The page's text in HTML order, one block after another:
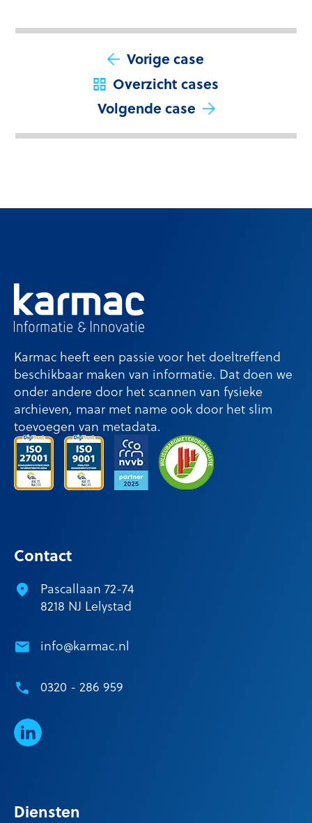
Vorige case
Overzicht cases
Volgende case
Karmac heeft een passie voor het doeltreffend
beschikbaar maken van informatie. Dat doen we
onder andere door het scannen van fysieke
archieven, maar met name ook door het slim
toevoegen van metadata.
Contact
Pascallaan 72-74
8218 NJ Lelystad
info@karmac.nl
0320 - 286 959
LinkedIn
Diensten